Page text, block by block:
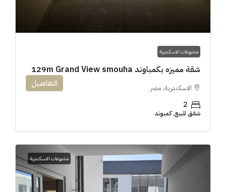
مشروعات الاسكندرية
شقة مميزه بكمباوند 129m Grand View smouha
الاسكندرية, مصر
2
شقق للبيع, كمبوند
التفاصيل
مشروعات الاسكندرية